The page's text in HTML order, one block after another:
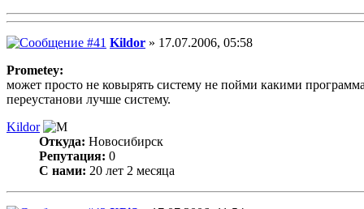
Kildor » 17.07.2006, 05:58
Prometey:
может просто не ковырять систему не пойми какими
переустанови лучше систему.
Kildor
Откуда: Новосибирск
Репутация: 0
С нами: 20 лет 2 месяца